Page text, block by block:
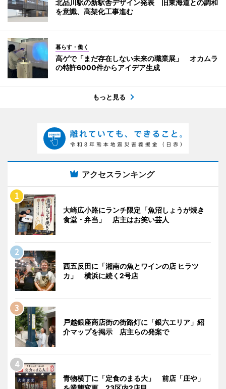
北品川駅の新駅舎デザイン発表 旧東海道との調和
を意識、高架化工事進む
暮らす・働く
高ゲで「まだ存在しない未来の職業展」 オカムラ
の特許6000件からアイデア生成
もっと見る
アクセスランキング
大崎広小路にランチ限定「魚沼しょうが焼き
食堂・弁当」 店主はお笑い芸人
西五反田に「湘南の魚とワインの店 ヒラツ
カ」 横浜に続く2号店
戸越銀座商店街の街路灯に「銀六エリア」紹
介マップを掲示 店主らの発案で
青物横丁に「定食のまる大」 前店「庄や」